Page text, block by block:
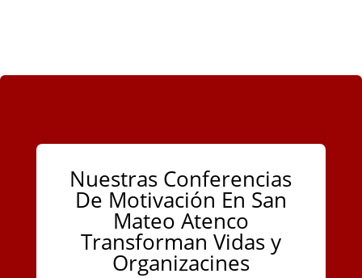
Nuestras Conferencias
De Motivación En San
Mateo Atenco
Transforman Vidas y
Organizacines